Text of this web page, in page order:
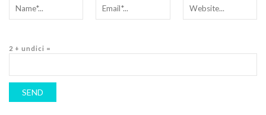
2 + undici =